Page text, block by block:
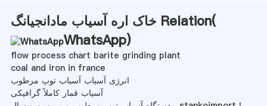
خاک اره آسیاب مادانجیانگ Relation(
WhatsApp)
flow process chart barite grinding plant
coal and iron in france
انرژی آسیاب آسیاب توپ مرطوب
آسیاب قمار کاملاً گرافیکی